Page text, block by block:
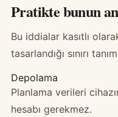
Pratikte bunun
Bu iddialar kasıtlı
tasarlandığı sınırı
Depolama
Planlama verileri
hesabı gerekmez.